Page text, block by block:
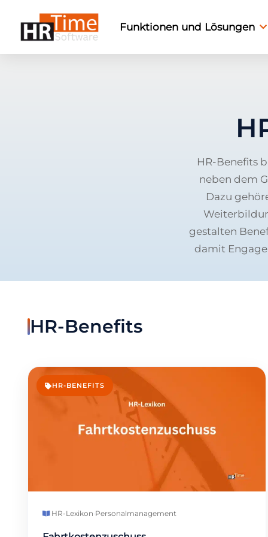
Funktionen und Lösungen
HR-Benefits
neben dem
Dazu
gestalten
damit
HR-Benefits
HR-BENEFITS
HR-Lexikon·Personalmanagement